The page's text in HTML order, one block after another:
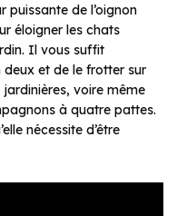
puissante de l’oignon
éloigner les chats
Il vous suffit
et de le frotter sur
voire même
à quatre pattes.
nécessite d’être